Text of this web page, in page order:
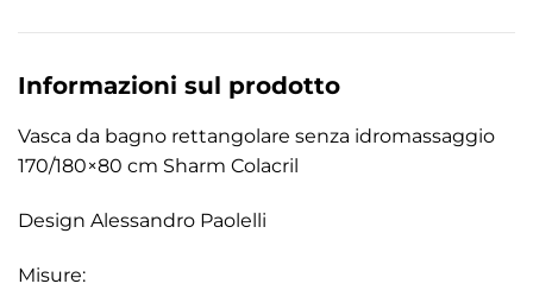
Informazioni sul prodotto
Vasca da bagno rettangolare senza idromassaggio
170/180×80 cm Sharm Colacril
Design Alessandro Paolelli
Misure: